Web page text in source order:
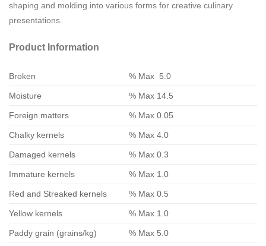
shaping and molding into various forms for creative culinary
presentations.
Product Information
Broken % Max 5.0
Moisture % Max 14.5
Foreign matters % Max 0.05
Chalky kernels % Max 4.0
Damaged kernels % Max 0.3
Immature kernels % Max 1.0
Red and Streaked kernels % Max 0.5
Yellow kernels % Max 1.0
Paddy grain (grains/kg) % Max 5.0